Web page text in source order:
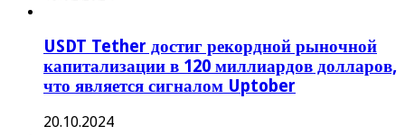
USDT Tether достиг рекордной рыночной
капитализации в 120 миллиардов долларов,
что является сигналом Uptober
20.10.2024